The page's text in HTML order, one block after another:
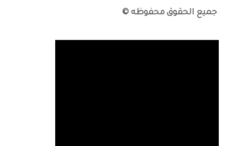
جميع الحقوق محفوظه ©